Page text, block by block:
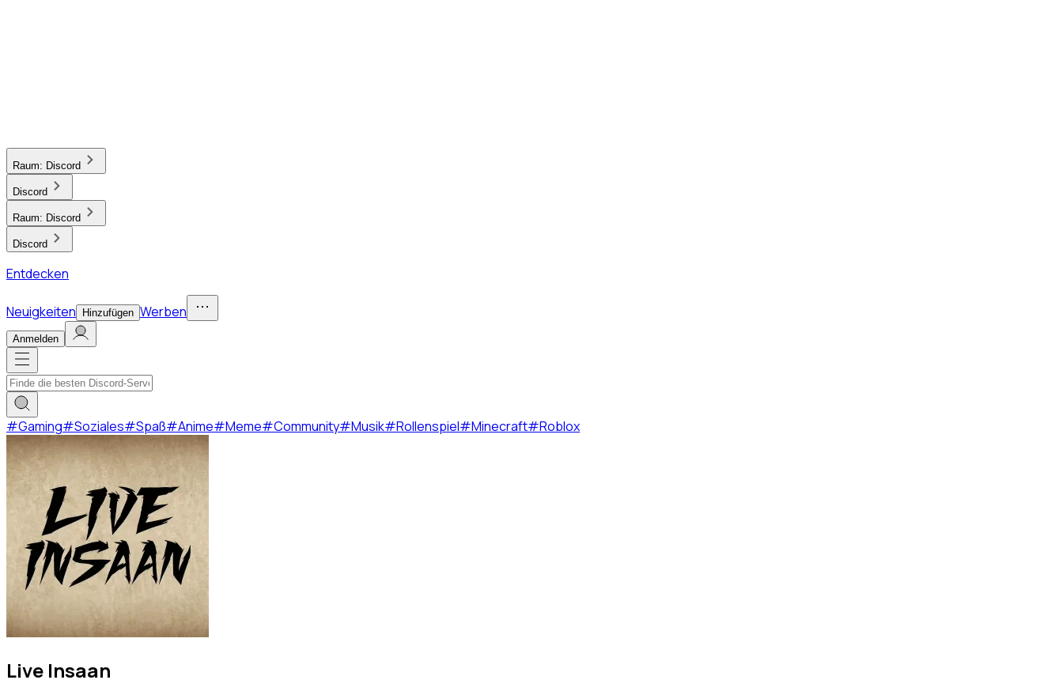
Raum: Discord
Discord
Raum: Discord
Discord
Entdecken
Neuigkeiten Hinzufügen Werben
Anmelden
#Gaming#Soziales#Spaß#Anime#Meme#Community#Musik#Rollenspiel#Minecraft#Roblox
Live Insaan